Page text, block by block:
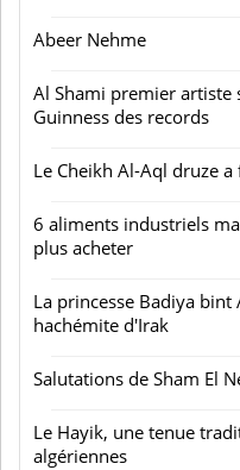
Abeer Nehme
Al Shami premier artiste
Guinness des records
Le Cheikh Al-Aql druze
6 aliments industriels
plus acheter
La princesse Badiya
hachémite d'Irak
Salutations de Sham El
Le Hayik, une tenue
algériennes